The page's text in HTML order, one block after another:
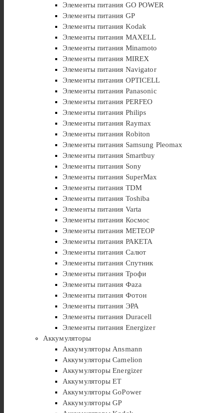
Элементы питания GO POWER
Элементы питания GP
Элементы питания Kodak
Элементы питания MAXELL
Элементы питания Minamoto
Элементы питания MIREX
Элементы питания Navigator
Элементы питания OPTICELL
Элементы питания Panasonic
Элементы питания PERFEO
Элементы питания Philips
Элементы питания Raymax
Элементы питания Robiton
Элементы питания Samsung Pleomax
Элементы питания Smartbuy
Элементы питания Sony
Элементы питания SuperMax
Элементы питания TDM
Элементы питания Toshiba
Элементы питания Varta
Элементы питания Космос
Элементы питания МЕТЕОР
Элементы питания РАКЕТА
Элементы питания Салют
Элементы питания Спутник
Элементы питания Трофи
Элементы питания Фaza
Элементы питания Фотон
Элементы питания ЭРА
Элементы питания Duracell
Элементы питания Energizer
Аккумуляторы
Аккумуляторы Ansmann
Аккумуляторы Camelion
Аккумуляторы Energizer
Аккумуляторы ET
Аккумуляторы GoPower
Аккумуляторы GP